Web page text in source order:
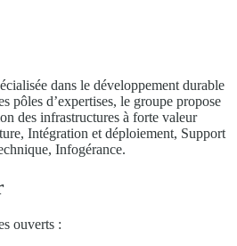
dans le développement durable
pôles d’expertises, le groupe propose
des infrastructures à forte valeur
Intégration et déploiement, Support
Infogérance.
ouverts :